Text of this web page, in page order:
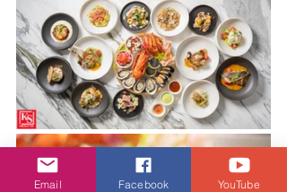
Email Facebook YouTube